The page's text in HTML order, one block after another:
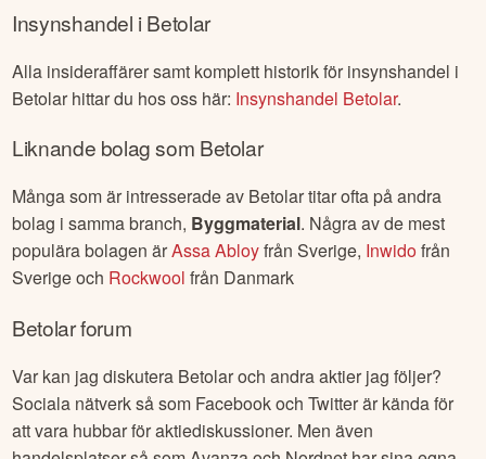
Insynshandel iBetolar
Alla insideraffärer samt komplett historik för insynshandel i
Betolar hittar du hos oss här: Insynshandel Betolar.
Liknande bolag som Betolar
Många som är intresserade av Betolartitar ofta på andra
bolag i samma branch, Byggmaterial. Några av de mest
populära bolagen ärAssa AbloyfrånSverige, Inwidofrån
Sverigeoch Rockwool från Danmark
Betolarforum
Var kan jag diskutera Betolaroch andra aktier jag följer?
Sociala nätverk så som Facebook och Twitter är kända för
att vara hubbar för aktiediskussioner. Men även